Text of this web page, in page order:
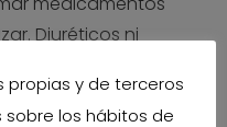
Diuréticos ni
.
propias y de terceros
los hábitos de